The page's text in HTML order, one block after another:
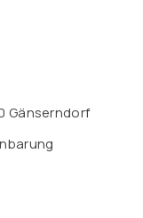
Gänserndorf